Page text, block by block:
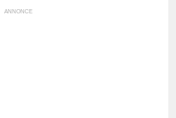
ANNONCE